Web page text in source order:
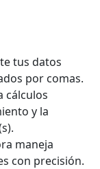
tus datos
por comas.
cálculos
y la
maneja
con precisión.